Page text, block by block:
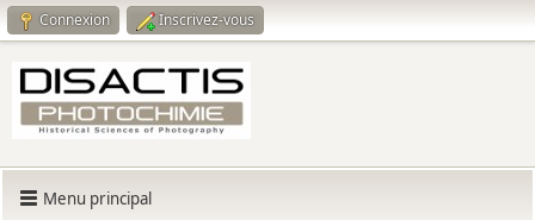
Connexion Inscrivez-vous
Menu principal